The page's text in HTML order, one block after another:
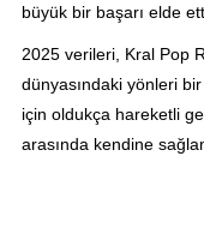
büyük bir başarı elde
2025 verileri, Kral Pop
dünyasındaki yönleri
için oldukça hareketli
arasında kendine